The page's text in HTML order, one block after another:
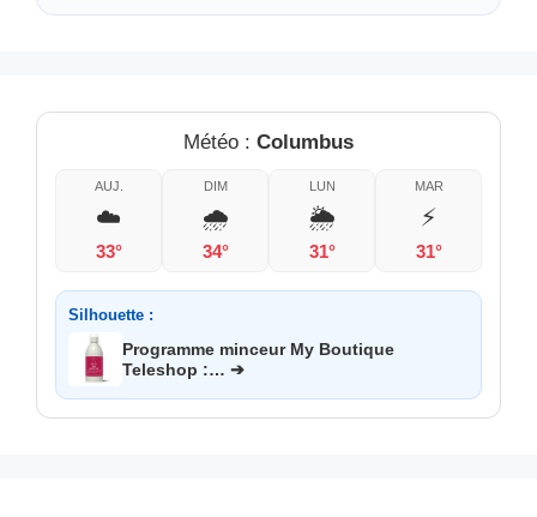
Météo : Columbus
AUJ.
☁️
33°
DIM
🌧️
34°
LUN
🌦️
31°
MAR
⚡
31°
Silhouette :
Programme minceur My Boutique
Teleshop :… ➔